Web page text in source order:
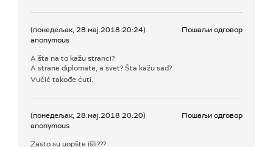
(понедељак, 28.мај.2018 20:24)
anonymous
Пошаљи одговор
A šta na to kažu stranci?
A strane diplomate, a svet? Šta kažu sad?
Vučić takođe ćuti.
(понедељак, 28.мај.2018 20:20)
anonymous
Пошаљи одговор
Zasto su uopšte išli???